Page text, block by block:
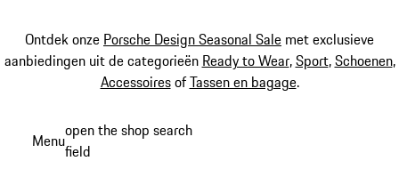
Ontdek onze Porsche Design Seasonal Sale met exclusieve
aanbiedingen uit de categorieën Ready to Wear,Sport,Schoenen,
AccessoiresofTassen en bagage.
Menuopen the shop search
field